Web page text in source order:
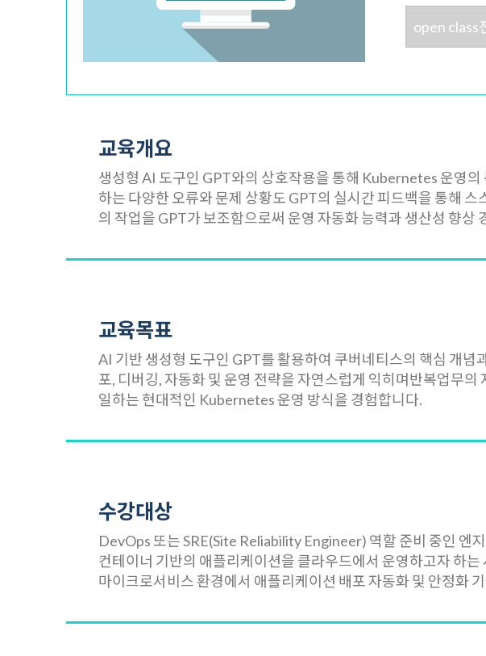
open class
교육개요
생성형 AI 도구인 GPT와의 상호작용을 통해 Kubernetes 운영의
하는 다양한 오류와 문제 상황도 GPT의 실시간 피드백을 통해
의 작업을 GPT가 보조함으로써 운영 자동화 능력과 생산성 향상
교육목표
AI 기반 생성형 도구인 GPT를 활용하여 쿠버네티스의 핵심 개
포, 디버깅, 자동화 및 운영 전략을 자연스럽게 익히며반복업무
일하는 현대적인 Kubernetes 운영 방식을 경험합니다.
수강대상
DevOps 또는 SRE(Site Reliability Engineer) 역할 준비 중인 엔
컨테이너 기반의 애플리케이션을 클라우드에서 운영하고자 하는
마이크로서비스 환경에서 애플리케이션 배포 자동화 및 안정화